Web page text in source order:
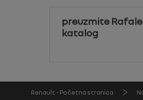
preuzmite Rafale
katalog